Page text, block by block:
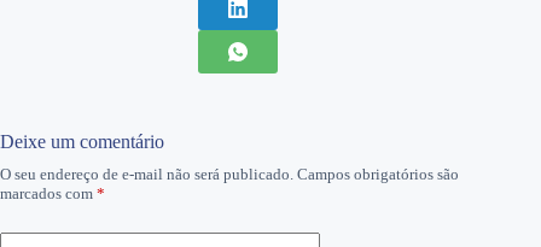
Deixe um comentário
O seu endereço de e-mail não será publicado. Campos obrigatórios são
marcados com *